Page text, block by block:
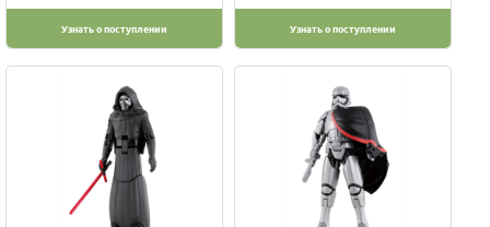
Узнать о поступлении Узнать о поступлении